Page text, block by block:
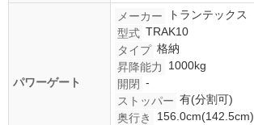
パワーゲート
メーカー
トランテックス
型式 TRAK10
タイプ 格納
昇降能力
1000kg
開閉 -
ストッパー 有(分割可)
奥行き
156.0cm(142.5cm)